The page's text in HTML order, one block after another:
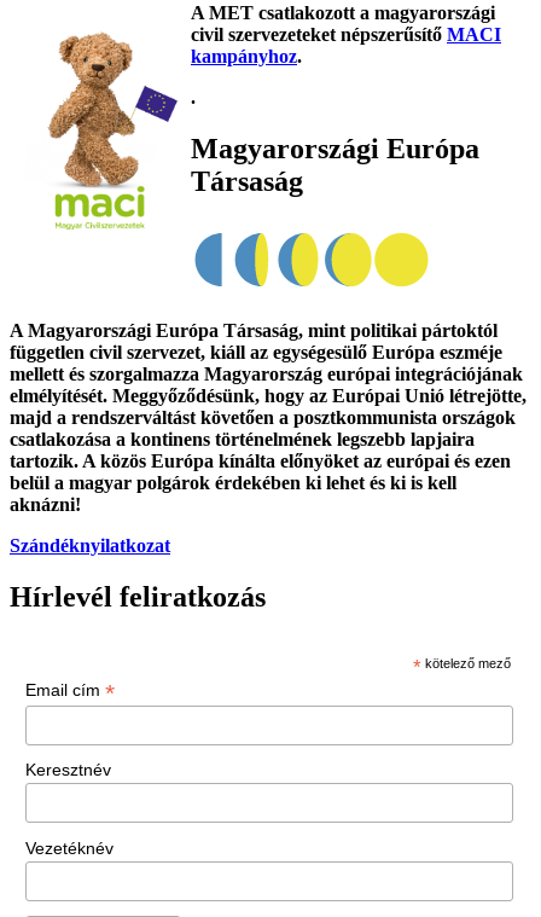
A MET csatlakozott a magyarországi
civil szervezeteket népszerűsítő MACI
kampányhoz.
.
Magyarországi Európa
Társaság
A Magyarországi Európa Társaság, mint politikai pártoktól
független civil szervezet, kiáll az egységesülő Európa eszméje
mellett és szorgalmazza Magyarország európai integrációjának
elmélyítését. Meggyőződésünk, hogy az Európai Unió létrejötte,
majd a rendszerváltást követően a posztkommunista országok
csatlakozása a kontinens történelmének legszebb lapjaira
tartozik. A közös Európa kínálta előnyöket az európai és ezen
belül a magyar polgárok érdekében ki lehet és ki is kell
aknázni!
Szándéknyilatkozat
Hírlevél feliratkozás
* kötelező mező
Email cím *
Keresztnév
Vezetéknév